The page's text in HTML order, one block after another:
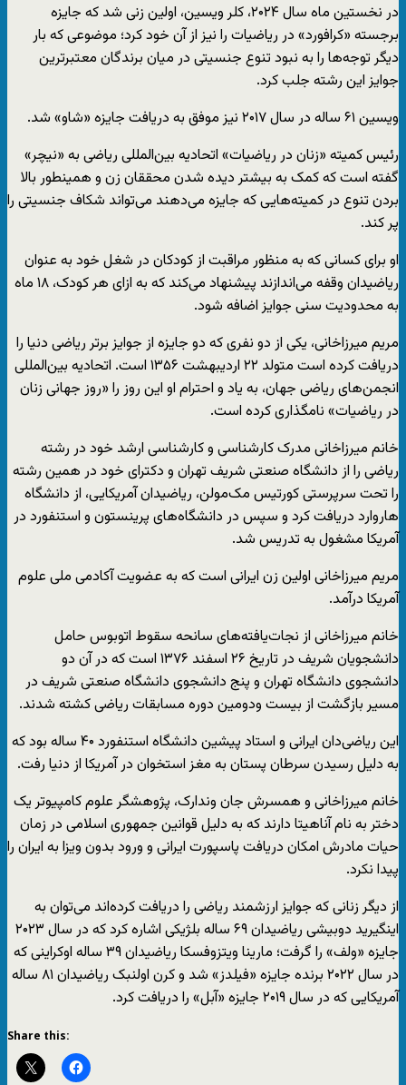
در نخستین ماه سال ۲۰۲۴، کلر ویسین، اولین زنی شد که جایزه
برجسته «کرافورد» در ریاضیات را نیز از آن خود کرد؛ موضوعی که بار
دیگر توجه‌ها را به نبود تنوع جنسیتی در میان برندگان معتبرترین
جوایز این رشته جلب کرد.
ویسین ۶۱ ساله در سال ۲۰۱۷ نیز موفق به دریافت جایزه «شاو» شد.
رئیس کمیته «زنان در ریاضیات» اتحادیه بین‌المللی ریاضی به «نیچر»
گفته است که کمک به بیشتر دیده شدن محققان زن و همینطور بالا
بردن تنوع در کمیته‌هایی که جایزه می‌دهند می‌تواند شکاف جنسیتی را
پر کند.
او برای کسانی که به منظور مراقبت از کودکان در شغل خود به عنوان
ریاضیدان وقفه می‌اندازند پیشنهاد می‌کند که به ازای هر کودک، ۱۸ ماه
به محدودیت سنی جوایز اضافه شود.
مریم میرزاخانی، یکی از دو نفری که دو جایزه از جوایز برتر ریاضی دنیا را
دریافت کرده است متولد ۲۲ اردیبهشت ۱۳۵۶ است. اتحادیه بین‌المللی
انجمن‌‌های ریاضی جهان، به یاد و احترام او این روز را «روز جهانی زنان
در ریاضیات» نامگذاری کرده است.
خانم میرزاخانی مدرک کارشناسی و کارشناسی ارشد خود در رشته
ریاضی را از دانشگاه صنعتی شریف تهران و دکترای خود در همین رشته
را تحت سرپرستی کورتیس مک‌مولن، ریاضیدان آمریکایی، از دانشگاه
هاروارد دریافت کرد و سپس در دانشگاه‌های پرینستون و استنفورد در
آمریکا مشغول به تدریس شد.
مریم میرزاخانی اولین زن ایرانی است که به عضویت آکادمی ملی علوم
آمریکا درآمد.
خانم میرزاخانی از نجات‌یافته‌های سانحه سقوط اتوبوس حامل
دانشجویان شریف در تاریخ ۲۶ اسفند ۱۳۷۶ است که در آن دو
دانشجوی دانشگاه تهران و پنج دانشجوی دانشگاه صنعتی شریف در
مسیر بازگشت از بیست ودومین دوره مسابقات ریاضی کشته شدند.
این ریاضی‌دان ایرانی و استاد پیشین دانشگاه استنفورد ۴۰ ساله بود که
به دلیل رسیدن سرطان پستان به مغز استخوان در آمریکا از دنیا رفت.
خانم میرزاخانی و همسرش جان وندارک، پژوهشگر علوم کامپیوتر یک
دختر به نام آناهیتا دارند که به دلیل قوانین جمهوری اسلامی در زمان
حیات مادرش امکان دریافت پاسپورت ایرانی و ورود بدون ویزا به ایران را
پیدا نکرد.
از دیگر زنانی که جوایز ارزشمند ریاضی را دریافت کرده‌اند می‌توان به
اینگیرید دوبیشی ریاضیدان ۶۹ ساله بلژیکی اشاره کرد که در سال ۲۰۲۳
جایزه «ولف» را گرفت؛ مارینا ویتزوفسکا‌ ریاضیدان ۳۹ ساله اوکراینی که
در سال ۲۰۲۲ برنده جایزه «فیلدز» شد و کرن اولنبک ریاضیدان ۸۱ ساله
آمریکایی که در سال ۲۰۱۹ جایزه «آبل» را دریافت کرد.
Share this: